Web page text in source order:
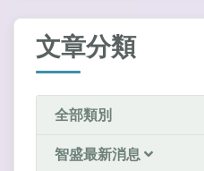
文章分類
全部類別
智盛最新消息